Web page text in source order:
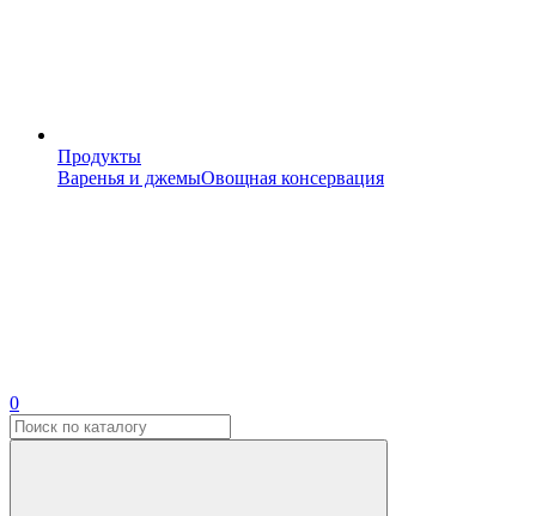
Продукты
Варенья и джемыОвощная консервация
0